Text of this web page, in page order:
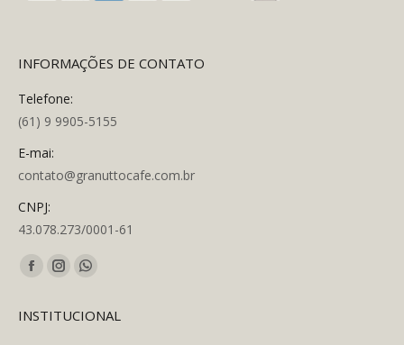
INFORMAÇÕES DE CONTATO
Telefone:
(61) 9 9905-5155
E-mai:
contato@granuttocafe.com.br
CNPJ:
43.078.273/0001-61
Encontre-nos em:
Facebook
opens
Instagram
opens
Whatsapp
opens
INSTITUCIONAL